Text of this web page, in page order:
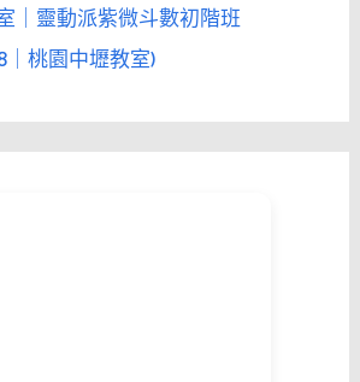
｜靈動派紫微斗數初階班
｜桃園中壢教室)